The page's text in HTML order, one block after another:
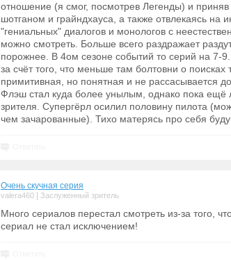
отношение (я смог, посмотрев Легенды) и
шотганом и грайндхауса, а также отвлекаясь на
"гениальных" диалогов и монологов с
можно смотреть. Больше всего раздражает
порожнее. В 4ом сезоне событий то серий на 7-
за счёт того, что меньше там болтовни о
примитивная, но понятная и не рассасывается
Флэш стал куда более унылым, однако пока ещё
зрителя. Супергёрл осилил половину пилота
чем зачарованные). Тихо матерясь про себя буду
Очень скучная серия
valera460 Заслуженный зритель
Много сериалов перестал смотреть из-за того,
сериал не стал исключением!